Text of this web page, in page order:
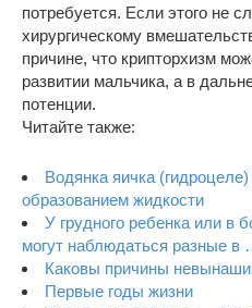
потребуется. Если этого не
хирургическому
причине, что крипторхизм
развитии мальчика, а в
потенции.
Читайте также:
Водянка яичка
образованием жидкости
У грудного ребенка или в
могут наблюдаться разные в
Каковы причины
Первые годы жизни